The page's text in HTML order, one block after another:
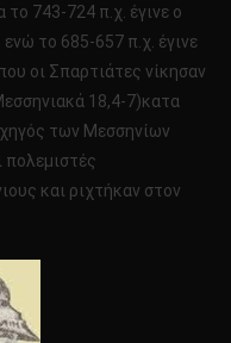
το 743-724 π.χ. έγινε ο
το 685-657 π.χ. έγινε
οι Σπαρτιάτες νίκησαν
18,4-7)κατα
των Μεσσηνίων
πολεμιστές
και ριχτήκαν στον